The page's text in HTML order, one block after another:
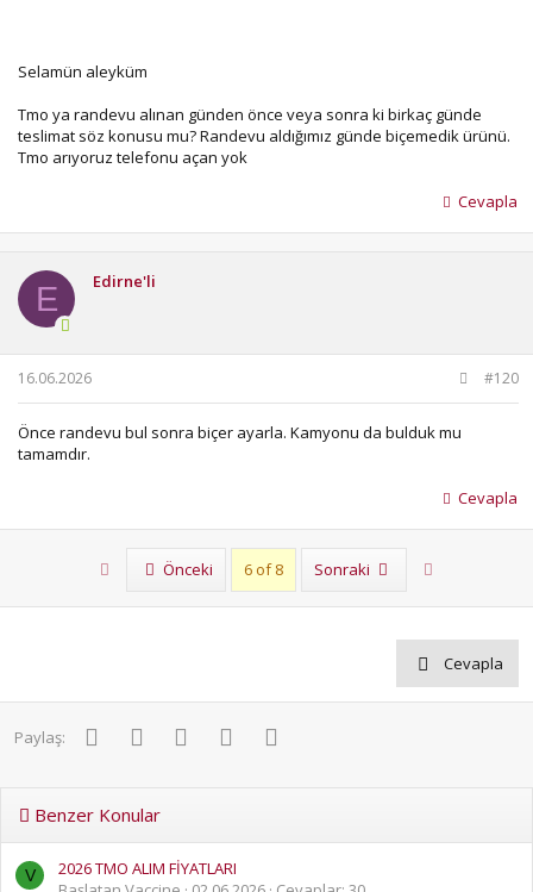
Selamün aleyküm
Tmo ya randevu alınan günden önce veya sonra ki birkaç günde
teslimat söz konusu mu? Randevu aldığımız günde biçemedik ürünü.
Tmo arıyoruz telefonu açan yok
Cevapla
E Edirne'li
16.06.2026 #120
Önce randevu bul sonra biçer ayarla. Kamyonu da bulduk mu
tamamdır.
Cevapla
Önceki 6 of 8 Sonraki
Cevapla
Paylaş: FacebookTwitter PinterestWhatsApp
Benzer Konular
V
2026 TMO ALIM FİYATLARI